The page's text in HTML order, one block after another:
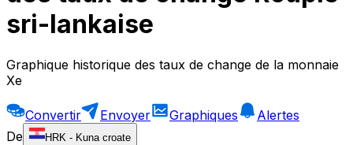
sri-lankaise
Graphique historique des taux de change de la monnaie
Xe
Convertir Envoyer Graphiques
Alertes
De
HRK - Kuna croate